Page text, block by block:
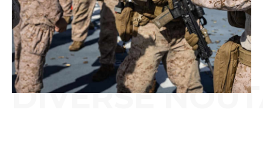
DIVERSE